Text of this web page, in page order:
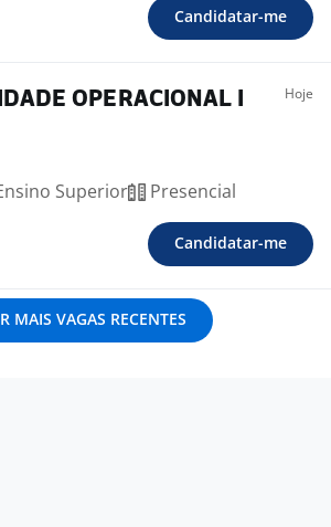
Candidatar-me
OPERACIONAL I Hoje
Superior Presencial
Candidatar-me
MAIS VAGAS RECENTES